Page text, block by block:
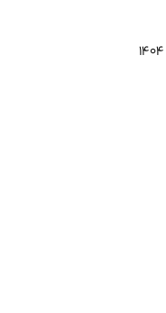
1404